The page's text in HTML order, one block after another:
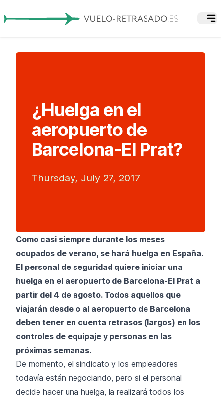
¿Huelga en el
aeropuerto de
Barcelona-El Prat?
Thursday, July 27, 2017
Como casi siempre durante los meses
ocupados de verano, se hará huelga en España.
El personal de seguridad quiere iniciar una
huelga en el aeropuerto de Barcelona-El Prat a
partir del 4 de agosto. Todos aquellos que
viajarán desde o al aeropuerto de Barcelona
deben tener en cuenta retrasos (largos) en los
controles de equipaje y personas en las
próximas semanas.
De momento, el sindicato y los empleadores
todavía están negociando, pero si el personal
decide hacer una huelga, la realizará todos los